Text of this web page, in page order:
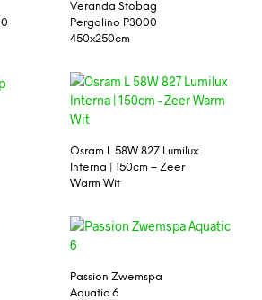
Veranda Stobag
Pergolino P3000
450x250cm
Osram L 58W 827 Lumilux
Interna | 150cm – Zeer
Warm Wit
Passion Zwemspa
Aquatic 6